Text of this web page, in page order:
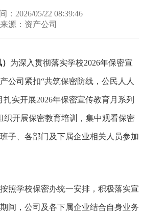
：2026/05/22 08:39:46
来源：资产公司
） 为深入贯彻落实学校2026年保密宣
公司紧扣“共筑保密防线，公民人人
实开展2026年保密宣传教育月系列
织开展保密教育培训，集中观看保密
子、各部门及下属企业相关人员参加
照学校保密办统一安排，积极落实宣
间，公司及各下属企业结合自身业务